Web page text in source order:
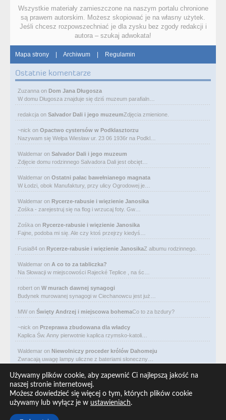
Wszystkie materiały zamieszczone na naszym portalu chronione
są prawem autorskim. Możesz skopiować je na własny użytek.
Jeśli chcesz rozpowszechniać je dla zysku bez zgody redakcji i
autora – szukaj adwokata!
Mapa strony | Archiwum | Regulamin
Ostatnie komentarze
Zuzanna on Dom Jana Długosza
W domu Długosza znajduje się dziś muzeum parafialn…
redakcja on Salvador Dali i jego muzeumZdjęcia zmienione.
~nick on Opactwo cystersów w Podklasztorzu
Nazywam się Wełpa Wiesław ur. 23 06 1936r na Podkl…
Waldemar on Salvador Dali i jego muzeum
Zdjęcie domu rodzinnego Salvadora Dali jest obcięt…
Waldemar on Ostatni pałac bawełnianego magnata
W Łodzi, obok Manufaktury, przy ulicy Ogrodowej je…
Waldemar on Rycerze-rabusie i więzienie Janosika
Zośka - zarejestruj się na flog i wrzucaj foty. Gw…
Zośka on Rycerze-rabusie i więzienie Janosika
Fajne, podoba mi się. Ale czy ktoś przejrzy kiedyś…
Fusia84 on Rycerze-rabusie i więzienie JanosikaZ albumu rodzinnego.
Waldemar on A co to za tabliczka?
Na Słowacji w miejscowości Rajecké Teplice , na śc…
robert on W murach dawnej synagogi
Budynek murowanej synagogi w Ciechanowcu jest już…
MW on Święty Andrzej i miejscowa bohemaCo to za bzdury?
~nick on Przeprawa zbudowana dla władcy
Kaplica Św. Anny pierwotnie kaplica rzymsko-katoli…
Waldemar on Niewolniczy proceder królów Dahomeju
Zwracają uwagę lampy uliczne z bateriami słoneczny…
Waldemar on Adam Asnyk. Poeta z mojego miasta
CIEKAWOSTKA że pod banderą Malty pływa statek m/v…
Waldemar on
Historia na Wawelskim Wzgórzu
Michał Bogoria Skotnicki (1775–1808). Portret Mich…
Używamy plików cookie, aby zapewnić Ci najlepszą jakość na
naszej stronie internetowej.
Możesz dowiedzieć się więcej o tym, których plików cookie
używamy lub wyłącz je w ustawieniach.